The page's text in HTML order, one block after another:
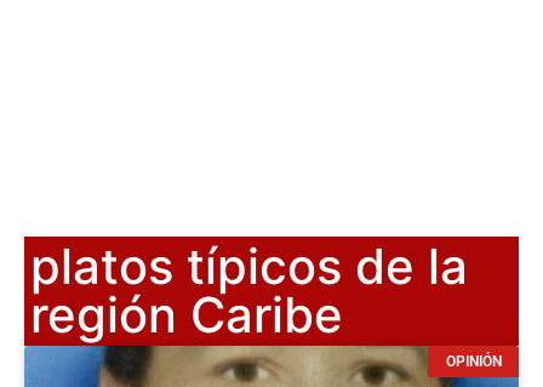
platos típicos de la
región Caribe
OPINIÓN